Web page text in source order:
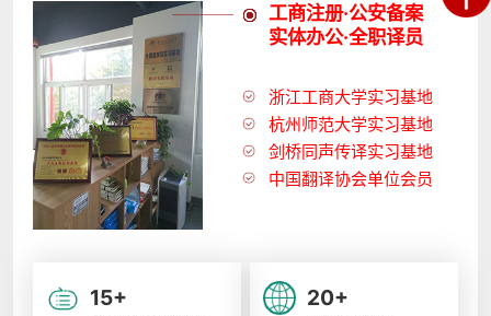
工商注册·公安备案
实体办公·全职译员
浙江工商大学实习基地
杭州师范大学实习基地
剑桥同声传译实习基地
中国翻译协会单位会员
15+ 20+